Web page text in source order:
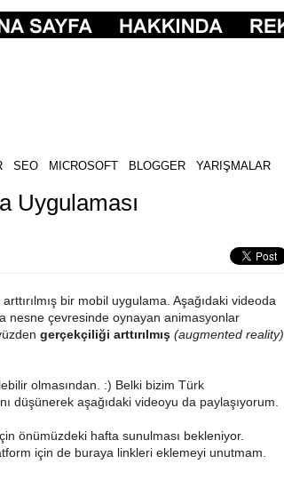
SEO MICROSOFT BLOGGER YARIŞMALAR
Uygulaması
bir mobil uygulama. Aşağıdaki videoda
nesne çevresinde oynayan animasyonlar
gerçekçiliği arttırılmış (augmented reality)
olmasından. :) Belki bizim Türk
düşünerek aşağıdaki videoyu da paylaşıyorum.
önümüzdeki hafta sunulması bekleniyor.
için de buraya linkleri eklemeyi unutmam.